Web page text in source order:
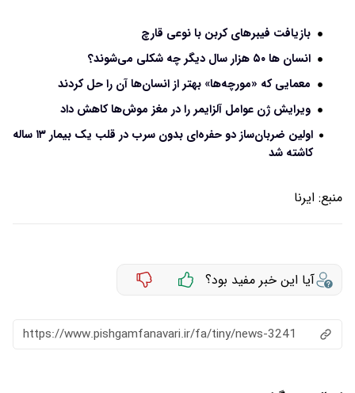
بازیافت فیبرهای کربن با نوعی قارچ
انسان‌ ها ۵۰ هزار سال دیگر چه شکلی می‌شوند؟
معمایی که «مورچه‌ها» بهتر از انسان‌ها آن را حل کردند
ویرایش ژن عوامل آلزایمر را در مغز موش‌ها کاهش داد
اولین ضربان‌ساز دو حفره‌ای بدون سرب در قلب یک بیمار ۱۳ ساله
کاشته شد
منبع: ایرنا
آیا این خبر مفید بود؟
https://www.pishgamfanavari.ir/fa/tiny/news-3241